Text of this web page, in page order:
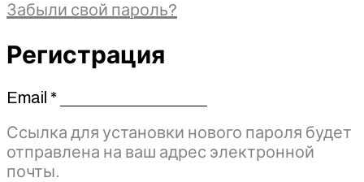
Забыли свой пароль?
Регистрация
Email *Обязательно
Ссылка для установки нового пароля будет
отправлена ​​на ваш адрес электронной
почты.